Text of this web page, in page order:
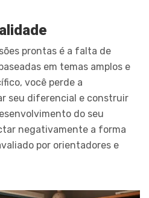
prontas é a falta de
em temas amplos e
você perde a
seu diferencial e construir
do seu
negativamente a forma
por orientadores e